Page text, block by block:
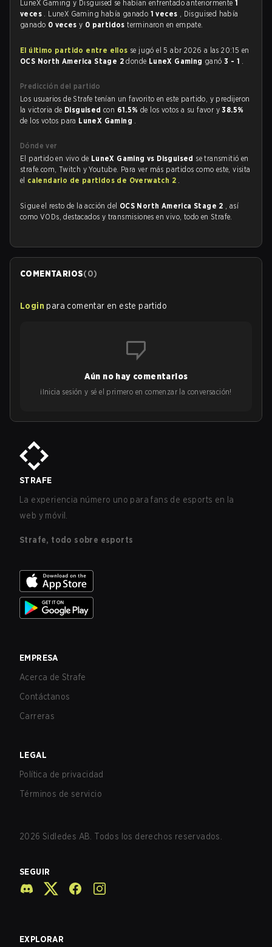
LuneX Gaming y Disguised se habían enfrentado anteriormente 1
veces . LuneX Gaming había ganado 1 veces , Disguised había
ganado 0 vecesy 0 partidosterminaron en empate.
El último partido entre ellos se jugó el 5 abr 2026 a las 20:15 en
OCS North America Stage 2donde LuneX Gaming ganó3 - 1 .
Predicción del partido
Los usuarios de Strafe tenían un favorito en este partido, y predijeron
la victoria de Disguisedcon 61.5%de los votos a su favor y38.5%
de los votos para LuneX Gaming .
Dónde ver
El partido en vivo de LuneX Gaming vs Disguised se transmitió en
strafe.com, Twitch y Youtube. Para ver más partidos como este, visita
el calendario de partidos de Overwatch 2 .
Sigue el resto de la acción del OCS North America Stage 2 , así
como VODs, destacados y transmisiones en vivo, todo en Strafe.
COMENTARIOS(0)
Login para comentar en este partido
Aún no hay comentarios
¡Inicia sesión y sé el primero en comenzar la conversación!
STRAFE
La experiencia número uno para fans de esports en la
web y móvil.
Strafe, todo sobre esports
EMPRESA
Acerca de Strafe
Contáctanos
Carreras
LEGAL
Política de privacidad
Términos de servicio
2026 Sidledes AB. Todos los derechos reservados.
SEGUIR
EXPLORAR